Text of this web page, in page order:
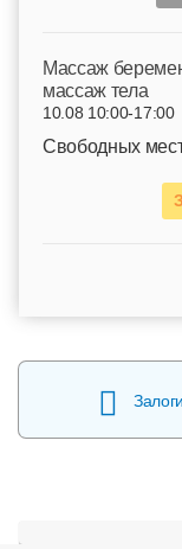
Mассаж
массаж тела
10.08 10:00-17:00
Свободных